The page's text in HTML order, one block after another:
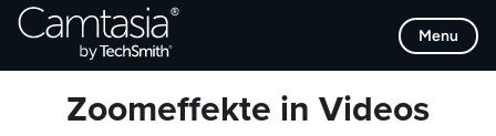
Direkt
zum
Menu
Browse Categories
Zoomeffekte in Videos